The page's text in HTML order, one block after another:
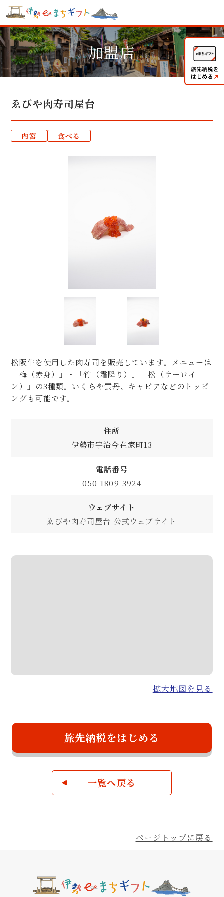
加盟店
ゑびや肉寿司屋台
内宮 食べる
松阪牛を使用した肉寿司を販売しています。メニューは
「梅（赤身）」・「竹（霜降り）」「松（サーロイ
ン）」の3種類。いくらや雲丹、キャビアなどのトッピ
ングも可能です。
住所
伊勢市宇治今在家町13
電話番号
050-1809-3924
ウェブサイト
ゑびや肉寿司屋台 公式ウェブサイト
拡大地図を見る
旅先納税をはじめる
一覧へ戻る
ページトップに戻る